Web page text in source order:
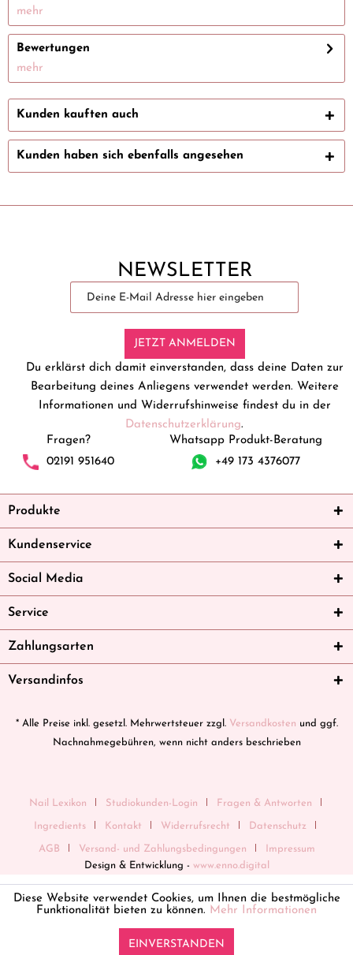
mehr
Bewertungen
mehr
Kunden kauften auch
Kunden haben sich ebenfalls angesehen
NEWSLETTER
JETZT ANMELDEN
Du erklärst dich damit einverstanden, dass deine Daten zur
Bearbeitung deines Anliegens verwendet werden. Weitere
Informationen und Widerrufshinweise findest du in der
Datenschutzerklärung.
Fragen?
02191 951640
Whatsapp Produkt-Beratung
+49 173 4376077
Produkte
Kundenservice
Social Media
Service
Zahlungsarten
Versandinfos
* Alle Preise inkl. gesetzl. Mehrwertsteuer zzgl. Versandkosten und ggf.
Nachnahmegebühren, wenn nicht anders beschrieben
Nail Lexikon Studiokunden-Login Fragen & Antworten
Ingredients Kontakt Widerrufsrecht Datenschutz
AGB Versand- und Zahlungsbedingungen
Impressum
Design & Entwicklung - www.enno.digital
Diese Website verwendet Cookies, um Ihnen die bestmögliche
Funktionalität bieten zu können. Mehr Informationen
EINVERSTANDEN